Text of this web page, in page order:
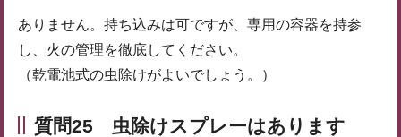
ありません。持ち込みは可ですが、専用の容器を持参
し、火の管理を徹底してください。
（乾電池式の虫除けがよいでしょう。）
質問25 虫除けスプレーはあります